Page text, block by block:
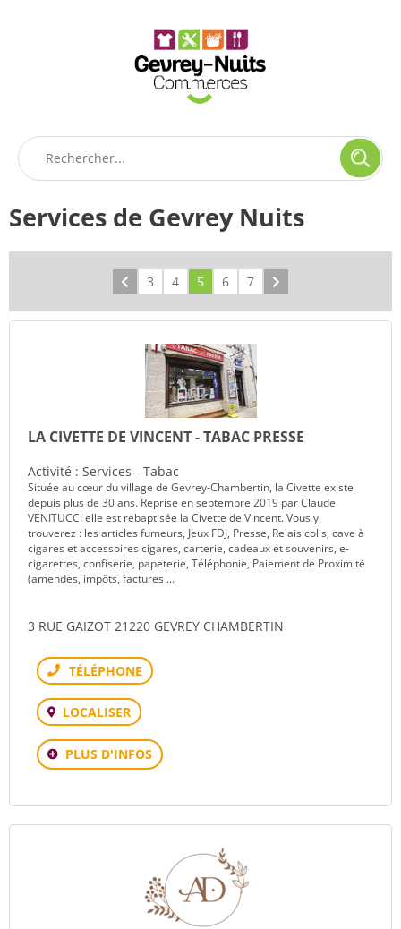
Services de Gevrey Nuits
Précédent
3 4 5 6 7
LA CIVETTE DE VINCENT - TABAC PRESSE
Activité : Services - Tabac
Située au cœur du village de Gevrey-Chambertin, la Civette existe
depuis plus de 30 ans. Reprise en septembre 2019 par Claude
VENITUCCI elle est rebaptisée la Civette de Vincent. Vous y
trouverez : les articles fumeurs, Jeux FDJ, Presse, Relais colis, cave à
cigares et accessoires cigares, carterie, cadeaux et souvenirs, e-
cigarettes, confiserie, papeterie, Téléphonie, Paiement de Proximité
(amendes, impôts, factures ...
3 RUE GAIZOT 21220 GEVREY CHAMBERTIN
Téléphone
LOCALISER
PLUS D'INFOS